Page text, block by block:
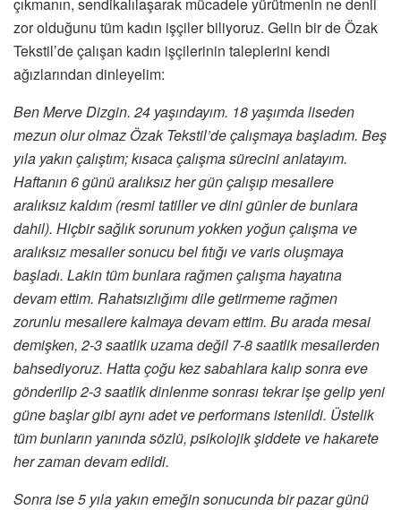
çıkmanın, sendikalılaşarak mücadele yürütmenin ne denli
zor olduğunu tüm kadın işçiler biliyoruz. Gelin bir de Özak
Tekstil’de çalışan kadın işçilerinin taleplerini kendi
ağızlarından dinleyelim:
Ben Merve Dizgin. 24 yaşındayım. 18 yaşımda liseden
mezun olur olmaz Özak Tekstil’de çalışmaya başladım. Beş
yıla yakın çalıştım; kısaca çalışma sürecini anlatayım.
Haftanın 6 günü aralıksız her gün çalışıp mesailere
aralıksız kaldım (resmi tatiller ve dini günler de bunlara
dahil). Hiçbir sağlık sorunum yokken yoğun çalışma ve
aralıksız mesailer sonucu bel fıtığı ve varis oluşmaya
başladı. Lakin tüm bunlara rağmen çalışma hayatına
devam ettim. Rahatsızlığımı dile getirmeme rağmen
zorunlu mesailere kalmaya devam ettim. Bu arada mesai
demişken, 2-3 saatlik uzama değil 7-8 saatlik mesailerden
bahsediyoruz. Hatta çoğu kez sabahlara kalıp sonra eve
gönderilip 2-3 saatlik dinlenme sonrası tekrar işe gelip yeni
güne başlar gibi aynı adet ve performans istenildi. Üstelik
tüm bunların yanında sözlü, psikolojik şiddete ve hakarete
her zaman devam edildi.
Sonra ise 5 yıla yakın emeğin sonucunda bir pazar günü